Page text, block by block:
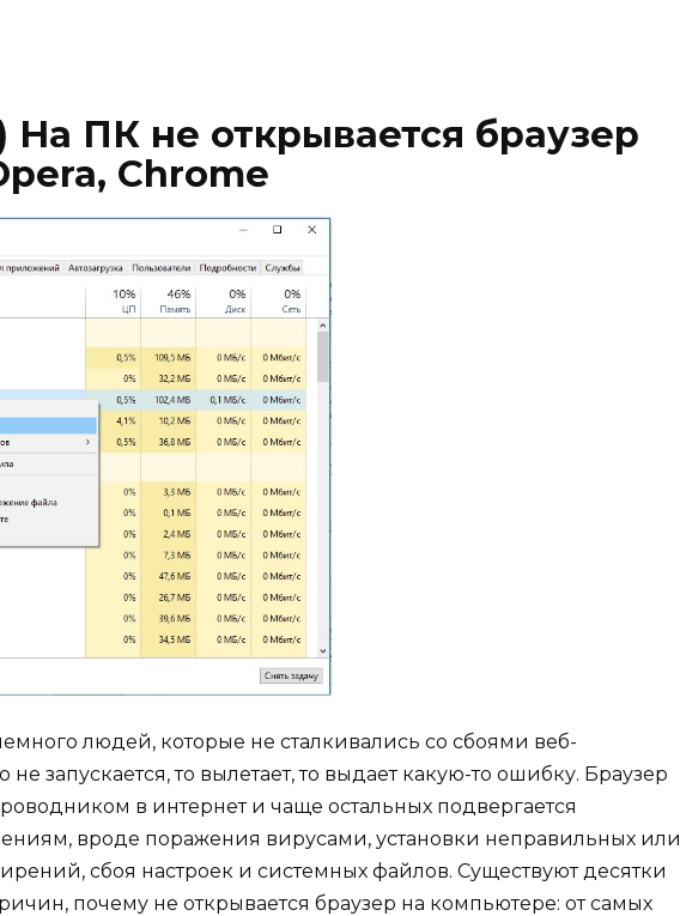
На ПК не открывается браузер
Chrome
людей, которые не сталкивались со сбоями веб-
не запускается, то вылетает, то выдает какую-то ошибку. Браузер
в интернет и чаще остальных подвергается
вроде поражения вирусами, установки неправильных или
сбоя настроек и системных файлов. Существуют десятки
почему не открывается браузер на компьютере: от самых